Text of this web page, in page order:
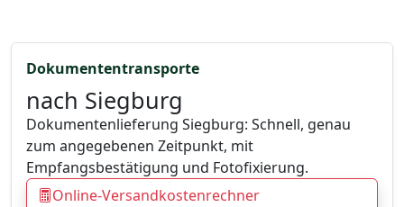
Dokumententransporte
nach Siegburg
Dokumentenlieferung Siegburg: Schnell, genau
zum angegebenen Zeitpunkt, mit
Empfangsbestätigung und Fotofixierung.
Online-Versandkostenrechner